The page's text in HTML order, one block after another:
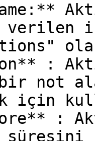
:
not
için
: